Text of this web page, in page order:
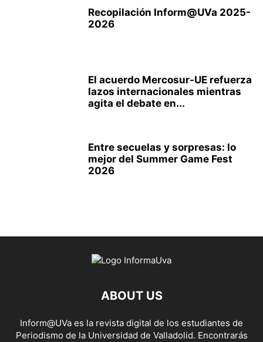
Recopilación Inform@UVa 2025-
2026
El acuerdo Mercosur-UE refuerza
lazos internacionales mientras
agita el debate en...
Entre secuelas y sorpresas: lo
mejor del Summer Game Fest
2026
ABOUT US
Inform@UVa es la revista digital de los estudiantes de
Periodismo de la Universidad de Valladolid. Encontrarás